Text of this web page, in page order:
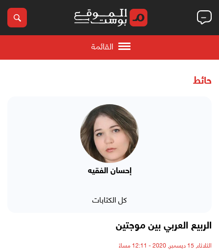
القائمة
حائط
إحسان الفقيه
كل الكتابات
الربيع العربي بين موجتين
الثلاثاء, 15 ديسمبر, 2020 - 12:11 مساءً